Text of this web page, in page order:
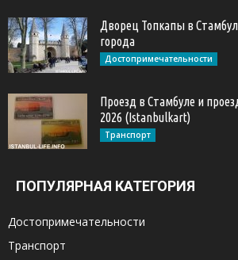
Дворец Топкапы в
города
Достопримечательности
Проезд в Стамбуле и
2026 (Istanbulkart)
Транспорт
ПОПУЛЯРНАЯ КАТЕГОРИЯ
Достопримечательности
Транспорт